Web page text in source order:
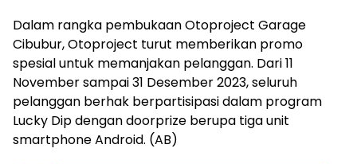
Dalam rangka pembukaan Otoproject Garage
Cibubur, Otoproject turut memberikan promo
spesial untuk memanjakan pelanggan. Dari 11
November sampai 31 Desember 2023, seluruh
pelanggan berhak berpartisipasi dalam program
Lucky Dip dengan doorprize berupa tiga unit
smartphone Android. (AB)